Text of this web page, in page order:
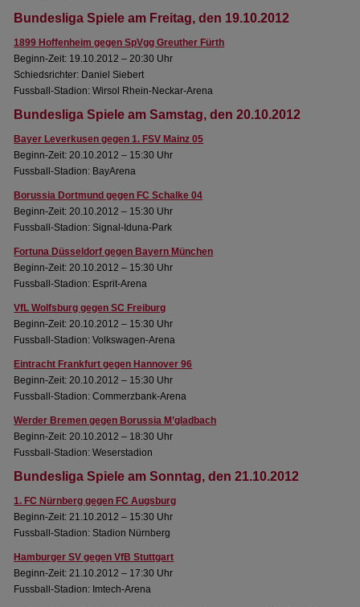
Bundesliga Spiele am Freitag, den 19.10.2012
1899 Hoffenheim gegen SpVgg Greuther Fürth
Beginn-Zeit: 19.10.2012 – 20:30 Uhr
Schiedsrichter: Daniel Siebert
Fussball-Stadion: Wirsol Rhein-Neckar-Arena
Bundesliga Spiele am Samstag, den 20.10.2012
Bayer Leverkusen gegen 1. FSV Mainz 05
Beginn-Zeit: 20.10.2012 – 15:30 Uhr
Fussball-Stadion: BayArena
Borussia Dortmund gegen FC Schalke 04
Beginn-Zeit: 20.10.2012 – 15:30 Uhr
Fussball-Stadion: Signal-Iduna-Park
Fortuna Düsseldorf gegen Bayern München
Beginn-Zeit: 20.10.2012 – 15:30 Uhr
Fussball-Stadion: Esprit-Arena
VfL Wolfsburg gegen SC Freiburg
Beginn-Zeit: 20.10.2012 – 15:30 Uhr
Fussball-Stadion: Volkswagen-Arena
Eintracht Frankfurt gegen Hannover 96
Beginn-Zeit: 20.10.2012 – 15:30 Uhr
Fussball-Stadion: Commerzbank-Arena
Werder Bremen gegen Borussia M’gladbach
Beginn-Zeit: 20.10.2012 – 18:30 Uhr
Fussball-Stadion: Weserstadion
Bundesliga Spiele am Sonntag, den 21.10.2012
1. FC Nürnberg gegen FC Augsburg
Beginn-Zeit: 21.10.2012 – 15:30 Uhr
Fussball-Stadion: Stadion Nürnberg
Hamburger SV gegen VfB Stuttgart
Beginn-Zeit: 21.10.2012 – 17:30 Uhr
Fussball-Stadion: Imtech-Arena